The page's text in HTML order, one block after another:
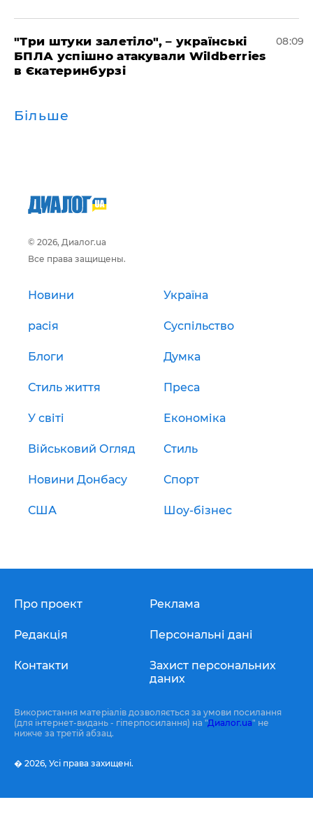
"Три штуки залетіло", – українські
БПЛА успішно атакували Wildberries
в Єкатеринбурзі
08:09
Більше
© 2026, Диалог.ua
Все права защищены.
Новини Україна
расія Суспільство
Блоги Думка
Стиль життя Преса
У світі Економіка
Військовий Огляд Стиль
Новини Донбасу Спорт
США Шоу-бізнес
Про проект
Редакція
Контакти
Реклама
Персональні дані
Захист персональних
даних
Використання матеріалів дозволяється за умови посилання
(для інтернет-видань - гіперпосилання) на "Диалог.ua" не
нижче за третій абзац.
� 2026, Усі права захищені.